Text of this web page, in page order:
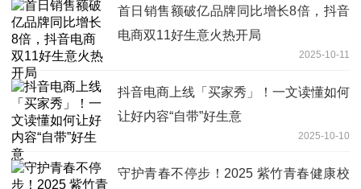
首日销售额破亿品牌同比增长8倍，抖音
电商双11好生意火热开局
2025-10-11
抖音电商上线「买家秀」！一文读懂如何
让好内容“自带”好生意
2025-10-10
守护青春不停步！2025 紫竹青春健康校